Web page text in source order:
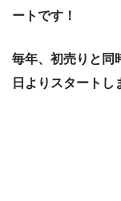
ートです！
毎年、初売りと同
日よりスタートし